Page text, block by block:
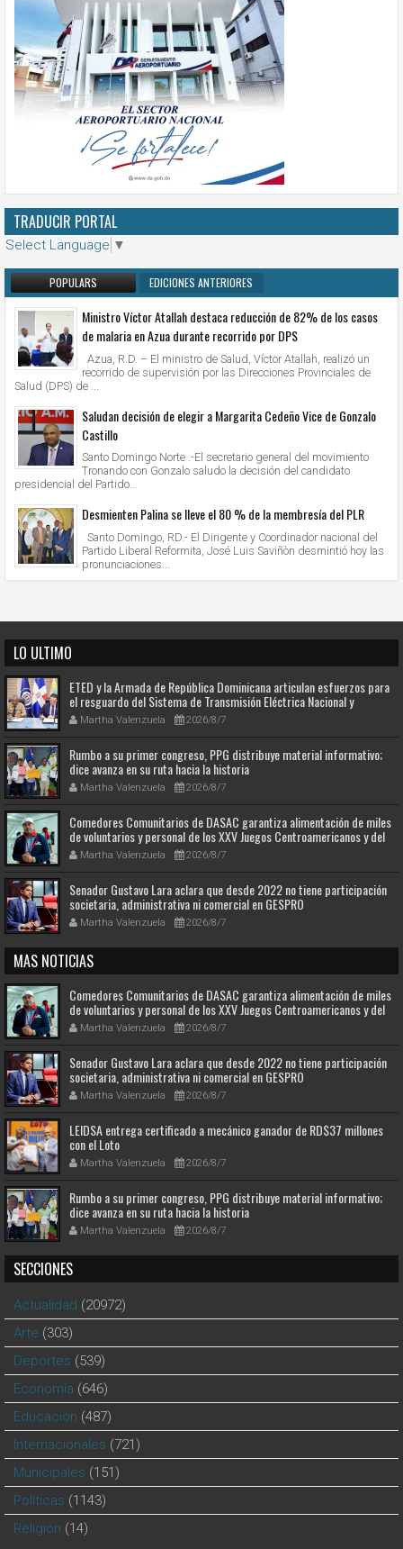
TRADUCIR PORTAL
Select Language ▼
POPULARS EDICIONES ANTERIORES
Ministro Víctor Atallah destaca reducción de 82% de los casos
de malaria en Azua durante recorrido por DPS
Azua, R.D. – El ministro de Salud, Víctor Atallah, realizó un
recorrido de supervisión por las Direcciones Provinciales de
Salud (DPS) de ...
Saludan decisión de elegir a Margarita Cedeño Vice de Gonzalo
Castillo
Santo Domingo Norte .-El secretario general del movimiento
Tronando con Gonzalo saludo la decisión del candidato
presidencial del Partido...
Desmienten Palina se lleve el 80 % de la membresía del PLR
Santo Domingo, RD.- El Dirigente y Coordinador nacional del
Partido Liberal Reformita, José Luis Saviñòn desmintió hoy las
pronunciaciones...
LO ULTIMO
ETED y la Armada de República Dominicana articulan esfuerzos para
el resguardo del Sistema de Transmisión Eléctrica Nacional y
fortalecimiento de capacidades.
Martha Valenzuela 2026/8/7
Rumbo a su primer congreso, PPG distribuye material informativo;
dice avanza en su ruta hacia la historia
Martha Valenzuela 2026/8/7
Comedores Comunitarios de DASAC garantiza alimentación de miles
de voluntarios y personal de los XXV Juegos Centroamericanos y del
Caribe Santo Domingo 2026
Martha Valenzuela 2026/8/7
Senador Gustavo Lara aclara que desde 2022 no tiene participación
societaria, administrativa ni comercial en GESPRO
Martha Valenzuela 2026/8/7
MAS NOTICIAS
Comedores Comunitarios de DASAC garantiza alimentación de miles
de voluntarios y personal de los XXV Juegos Centroamericanos y del
Caribe Santo Domingo 2026
Martha Valenzuela 2026/8/7
Senador Gustavo Lara aclara que desde 2022 no tiene participación
societaria, administrativa ni comercial en GESPRO
Martha Valenzuela 2026/8/7
LEIDSA entrega certificado a mecánico ganador de RD$37 millones
con el Loto
Martha Valenzuela 2026/8/7
Rumbo a su primer congreso, PPG distribuye material informativo;
dice avanza en su ruta hacia la historia
Martha Valenzuela 2026/8/7
SECCIONES
Actualidad (20972)
Arte (303)
Deportes (539)
Economía (646)
Educación (487)
Internacionales (721)
Municipales (151)
Polìticas (1143)
Religion (14)